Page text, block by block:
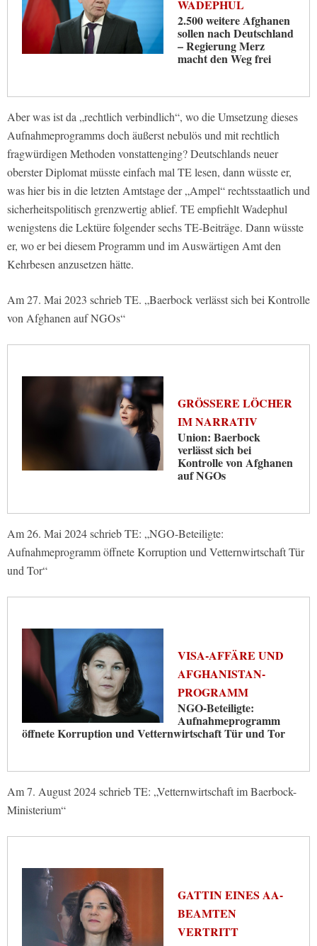
WADEPHUL
2.500 weitere Afghanen
sollen nach Deutschland
– Regierung Merz
macht den Weg frei
Aber was ist da „rechtlich verbindlich“, wo die Umsetzung dieses
Aufnahmeprogramms doch äußerst nebulös und mit rechtlich
fragwürdigen Methoden vonstattenging? Deutschlands neuer
oberster Diplomat müsste einfach mal TE lesen, dann wüsste er,
was hier bis in die letzten Amtstage der „Ampel“ rechtsstaatlich und
sicherheitspolitisch grenzwertig ablief. TE empfiehlt Wadephul
wenigstens die Lektüre folgender sechs TE-Beiträge. Dann wüsste
er, wo er bei diesem Programm und im Auswärtigen Amt den
Kehrbesen anzusetzen hätte.
Am 27. Mai 2023 schrieb TE. „Baerbock verlässt sich bei Kontrolle
von Afghanen auf NGOs“
GRÖSSERE LÖCHER I
M NARRATIV
Union: Baerbock
verlässt sich bei
Kontrolle von Afghanen
auf NGOs
Am 26. Mai 2024 schrieb TE: „NGO-Beteiligte:
Aufnahmeprogramm öffnete Korruption und Vetternwirtschaft Tür
und Tor“
VISA-AFFÄRE UND
AFGHANISTAN-
PROGRAMM
NGO-Beteiligte:
Aufnahmeprogramm
öffnete Korruption und Vetternwirtschaft Tür und Tor
Am 7. August 2024 schrieb TE: „Vetternwirtschaft im Baerbock-
Ministerium“
GATTIN EINES AA-
BEAMTEN
VERTRITT